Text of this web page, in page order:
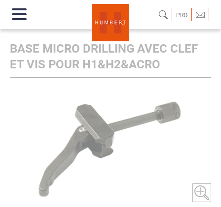
PRO
BASE MICRO DRILLING AVEC CLEF
ET VIS POUR H1&H2&ACRO